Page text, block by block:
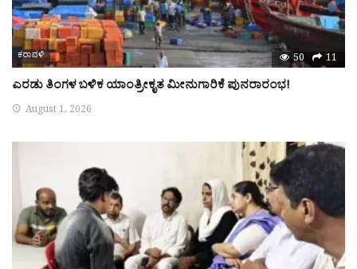
ಕರಾವಳಿ 50 11
ಎರಡು ತಿಂಗಳ ಬಳಿಕ ಯಾಂತ್ರೀಕೃತ ಮೀನುಗಾರಿಕೆ ಪುನರಾರಂಭ!
August 1, 2026